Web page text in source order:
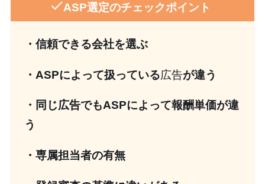
ASP選定のチェックポイント
・信頼できる会社を選ぶ
・ASPによって扱っている広告が違う
・同じ広告でもASPによって報酬単価が違
う
・専属担当者の有無